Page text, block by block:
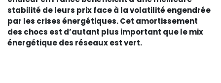
stabilité de leurs prix face à la volatilité engendrée
par les crises énergétiques. Cet amortissement
des chocs est d’autant plus important que le mix
énergétique des réseaux est vert.